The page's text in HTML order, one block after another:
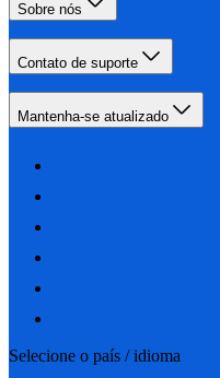
Sobre nós
Contato de suporte
Mantenha-se atualizado
Selecione o país / idioma